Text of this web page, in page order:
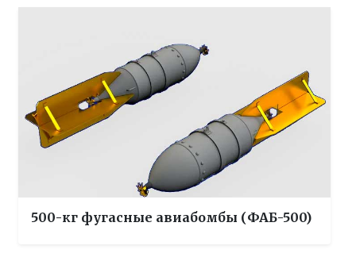
500-кг фугасные авиабомбы (ФАБ-500)